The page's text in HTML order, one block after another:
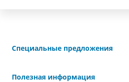
Специальные предложения
Полезная информация